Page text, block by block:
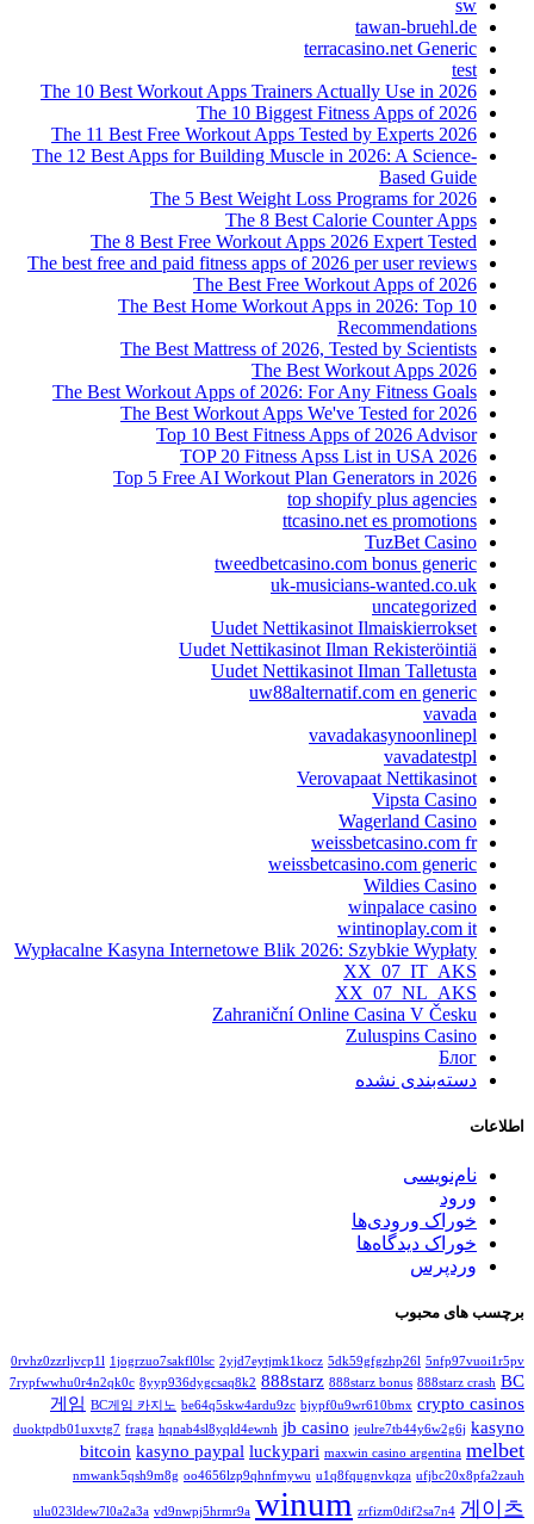
sw
tawan-bruehl.de
terracasino.net Generic
test
The 10 Best Workout Apps Trainers Actually Use in 2026
The 10 Biggest Fitness Apps of 2026
The 11 Best Free Workout Apps Tested by Experts 2026
The 12 Best Apps for Building Muscle in 2026: A Science-
Based Guide
The 5 Best Weight Loss Programs for 2026
The 8 Best Calorie Counter Apps
The 8 Best Free Workout Apps 2026 Expert Tested
The best free and paid fitness apps of 2026 per user reviews
The Best Free Workout Apps of 2026
The Best Home Workout Apps in 2026: Top 10
Recommendations
The Best Mattress of 2026, Tested by Scientists
The Best Workout Apps 2026
The Best Workout Apps of 2026: For Any Fitness Goals
The Best Workout Apps We've Tested for 2026
Top 10 Best Fitness Apps of 2026 Advisor
TOP 20 Fitness Apss List in USA 2026
Top 5 Free AI Workout Plan Generators in 2026
top shopify plus agencies
ttcasino.net es promotions
TuzBet Casino
tweedbetcasino.com bonus generic
uk-musicians-wanted.co.uk
uncategorized
Uudet Nettikasinot Ilmaiskierrokset
Uudet Nettikasinot Ilman Rekisteröintiä
Uudet Nettikasinot Ilman Talletusta
uw88alternatif.com en generic
vavada
vavadakasynoonlinepl
vavadatestpl
Verovapaat Nettikasinot
Vipsta Casino
Wagerland Casino
weissbetcasino.com fr
weissbetcasino.com generic
Wildies Casino
winpalace casino
wintinoplay.com it
Wypłacalne Kasyna Internetowe Blik 2026: Szybkie Wypłaty
XX_07_IT_AKS
XX_07_NL_AKS
Zahraniční Online Casina V Česku
Zuluspins Casino
Блог
دسته‌بندی نشده
اطلاعات
نام‌نویسی
ورود
خوراک ورودی‌ها
خوراک دیدگاه‌ها
وردپرس
برچسب های محبوب
0rvhz0zzrljvcp1l 1jogrzuo7sakfl0lsc 2yjd7eytjmk1kocz 5dk59gfgzhp26l 5nfp97vuoi1r5pv
7rypfwwhu0r4n2qk0c 8yyp936dygcsaq8k2 888starz 888starz bonus 888starz crash BC
게임 BC게임 카지노 be64q5skw4ardu9zc bjypf0u9wr610bmx crypto casinos
duoktpdb01uxvtg7 fraga hqnab4sl8yqld4ewnh jb casino jeulre7tb44y6w2g6j kasyno
bitcoin kasyno paypal luckypari maxwin casino argentina melbet
nmwank5qsh9m8g oo4656lzp9qhnfmywu u1q8fqugnvkqza ufjbc20x8pfa2zauh
ulu023ldew7l0a2a3a vd9nwpj5hrmr9a winum zrfizm0dif2sa7n4 게이츠